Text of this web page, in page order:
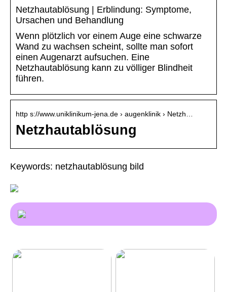
Netzhautablösung | Erblindung: Symptome,
Ursachen und Behandlung
Wenn plötzlich vor einem Auge eine schwarze
Wand zu wachsen scheint, sollte man sofort
einen Augenarzt aufsuchen. Eine
Netzhautablösung kann zu völliger Blindheit
führen.
http s://www.uniklinikum-jena.de › augenklinik › Netzh…
Netzhautablösung
Keywords: netzhautablösung bild